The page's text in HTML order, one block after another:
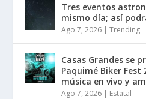
Tres eventos
mismo día; así
Ago 7, 2026 |Trending
Casas Grandes se
Paquimé Biker Fest
música en vivo y
Ago 7, 2026 | Estatal